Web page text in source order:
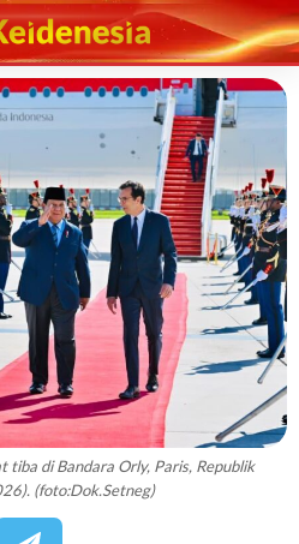
tiba di Bandara Orly, Paris, Republik
(foto:Dok.Setneg)